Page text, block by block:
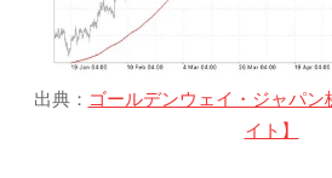
出典： ゴールデンウェイ・ジャパン
イト】